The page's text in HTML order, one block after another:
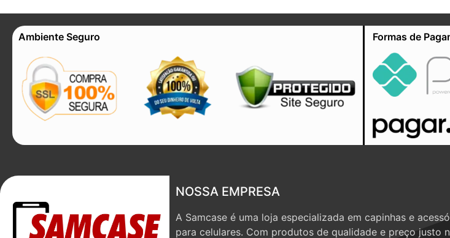
Ambiente Seguro Formas de
NOSSA EMPRESA
A Samcase é uma loja especializada em capinhas e
para celulares. Com produtos de qualidade e preço justo